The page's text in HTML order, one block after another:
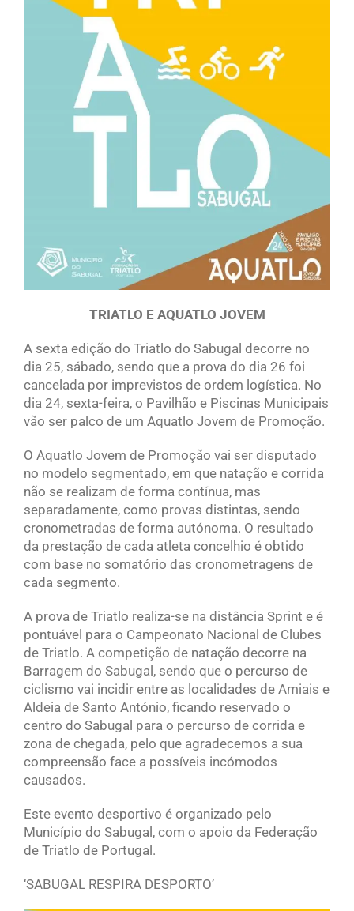
TRIATLO E AQUATLO JOVEM
A sexta edição do Triatlo do Sabugal decorre no
dia 25, sábado, sendo que a prova do dia 26 foi
cancelada por imprevistos de ordem logística. No
dia 24, sexta-feira, o Pavilhão e Piscinas Municipais
vão ser palco de um Aquatlo Jovem de Promoção.
O Aquatlo Jovem de Promoção vai ser disputado
no modelo segmentado, em que natação e corrida
não se realizam de forma contínua, mas
separadamente, como provas distintas, sendo
cronometradas de forma autónoma. O resultado
da prestação de cada atleta concelhio é obtido
com base no somatório das cronometragens de
cada segmento.
A prova de Triatlo realiza-se na distância Sprint e é
pontuável para o Campeonato Nacional de Clubes
de Triatlo. A competição de natação decorre na
Barragem do Sabugal, sendo que o percurso de
ciclismo vai incidir entre as localidades de Amiais e
Aldeia de Santo António, ficando reservado o
centro do Sabugal para o percurso de corrida e
zona de chegada, pelo que agradecemos a sua
compreensão face a possíveis incómodos
causados.
Este evento desportivo é organizado pelo
Município do Sabugal, com o apoio da Federação
de Triatlo de Portugal.
‘SABUGAL RESPIRA DESPORTO’